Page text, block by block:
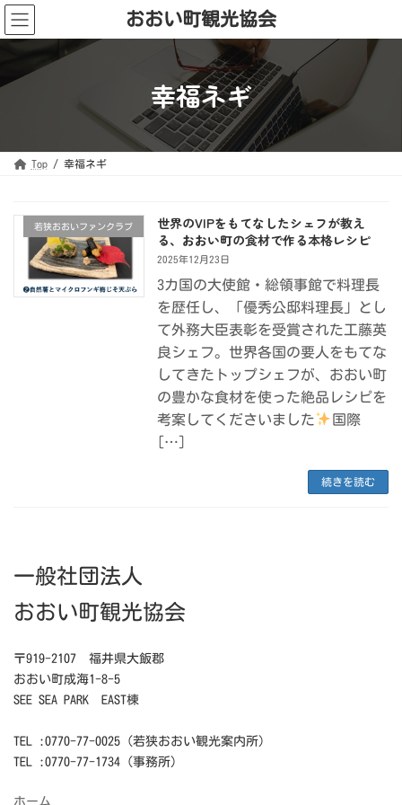
コ
ン
テ
ス
ナ
ビ
ゲ
ン
おおい町観光協会
幸福ネギ
Top 幸福ネギ
若狭おおいファンクラブ
世界のVIPをもてなしたシェフが教え
る、おおい町の食材で作る本格レシピ
2025年12月23日
3カ国の大使館・総領事館で料理長
を歴任し、「優秀公邸料理長」とし
て外務大臣表彰を受賞された工藤英
良シェフ。世界各国の要人をもてな
してきたトップシェフが、おおい町
の豊かな食材を使った絶品レシピを
考案してくださいました
国際
[…]
続きを読む
一般社団法人
おおい町観光協会
〒919-2107 福井県大飯郡
おおい町成海1-8-5
SEE SEA PARK EAST棟
TEL :0770-77-0025（若狭おおい観光案内所）
TEL :0770-77-1734（事務所）
ホーム